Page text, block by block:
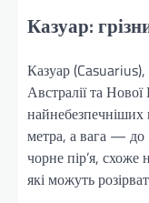
Казуар:
Казуар
Австралії та Нової
найнебезпечніших
метра, а вага — до
чорне пір’я, схоже
які можуть